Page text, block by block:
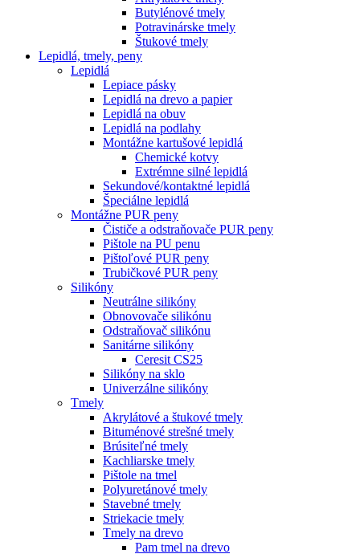
Butylénové tmely
Potravinárske tmely
Štukové tmely
Lepidlá, tmely, peny
Lepidlá
Lepiace pásky
Lepidlá na drevo a papier
Lepidlá na obuv
Lepidlá na podlahy
Montážne kartušové lepidlá
Chemické kotvy
Extrémne silné lepidlá
Sekundové/kontaktné lepidlá
Špeciálne lepidlá
Montážne PUR peny
Čističe a odstraňovače PUR peny
Pištole na PU penu
Pištoľové PUR peny
Trubičkové PUR peny
Silikóny
Neutrálne silikóny
Obnovovače silikónu
Odstraňovač silikónu
Sanitárne silikóny
Ceresit CS25
Silikóny na sklo
Univerzálne silikóny
Tmely
Akrylátové a štukové tmely
Bituménové strešné tmely
Brúsiteľné tmely
Kachliarske tmely
Pištole na tmel
Polyuretánové tmely
Stavebné tmely
Striekacie tmely
Tmely na drevo
Pam tmel na drevo